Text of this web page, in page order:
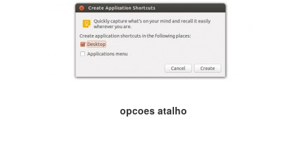
opcoes atalho